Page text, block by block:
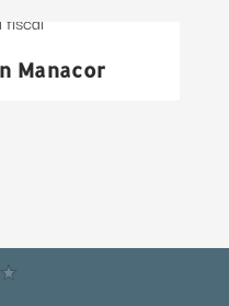
Manacor